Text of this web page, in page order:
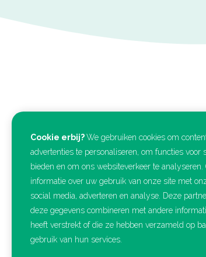
Cookie erbij?We gebruiken cookies om
advertenties te personaliseren, om functies voor
bieden en om ons websiteverkeer te
informatie over uw gebruik van onze site met
social media, adverteren en analyse. Deze
deze gegevens combineren met andere
heeft verstrekt of die ze hebben verzameld op
gebruik van hun services.
Contact
Kick Offices
Philips Stadion
(Ingang 3)
Frederiklaan 10e
5616 NH